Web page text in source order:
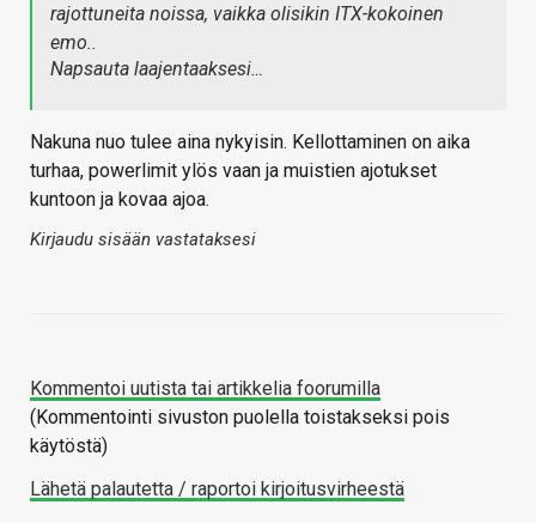
rajottuneita noissa, vaikka olisikin ITX-kokoinen
emo..
Napsauta laajentaaksesi…
Nakuna nuo tulee aina nykyisin. Kellottaminen on aika
turhaa, powerlimit ylös vaan ja muistien ajotukset
kuntoon ja kovaa ajoa.
Kirjaudu sisään vastataksesi
Kommentoi uutista tai artikkelia foorumilla
(Kommentointi sivuston puolella toistakseksi pois
käytöstä)
Lähetä palautetta / raportoi kirjoitusvirheestä